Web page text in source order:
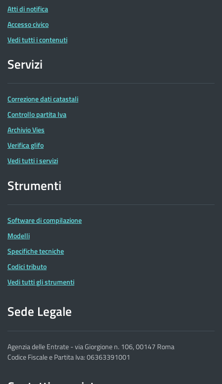
Atti di notifica
Accesso civico
Vedi tutti i contenuti
Servizi
Correzione dati catastali
Controllo partita Iva
Archivio Vies
Verifica glifo
Vedi tutti i servizi
Strumenti
Software di compilazione
Modelli
Specifiche tecniche
Codici tributo
Vedi tutti gli strumenti
Sede Legale
Agenzia delle Entrate - via Giorgione n. 106, 00147 Roma
Codice Fiscale e Partita Iva: 06363391001